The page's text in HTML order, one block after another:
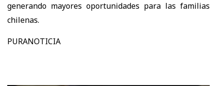
generando mayores oportunidades para las familias
chilenas.
PURANOTICIA